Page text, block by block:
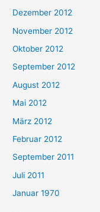
Dezember 2012
November 2012
Oktober 2012
September 2012
August 2012
Mai 2012
März 2012
Februar 2012
September 2011
Juli 2011
Januar 1970